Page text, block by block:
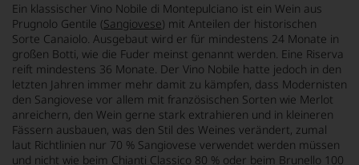
Ein klassischer Vino Nobile di Montepulciano ist ein Wein aus
Prugnolo Gentile (Sangiovese) mit Anteilen der historischen
Sorte Canaiolo. Ausgebaut wird er für mindestens 24 Monate in
großen Botti, wie die Fuder meinst genannt werden. Eine Riserva
reift mindestens 36 Monate. Der Vino Nobile hatte jedoch in den
letzten Jahren immer mehr damit zu kämpfen, dass Modernisten
den Sangiovese vor allem mit französischen Sorten wie Merlot
anreichern, den Wein gerne stark extrahieren und in kleineren
Fässern ausbauen, was den Stil des Weines verändert, zumal
laut Richtlinien nur 70 % Sangiovese verwendet werden müssen
und nicht wie beim Chianti Classico 80 % oder beim Brunello 100